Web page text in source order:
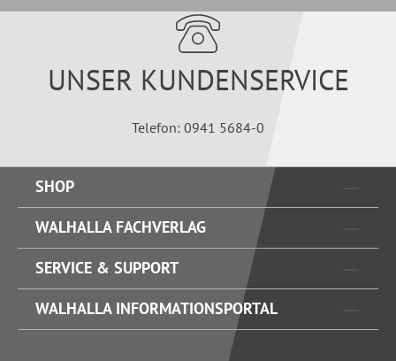
UNSER KUNDENSERVICE
Telefon: 0941 5684-0
SHOP
WALHALLA FACHVERLAG
SERVICE & SUPPORT
WALHALLA INFORMATIONSPORTAL